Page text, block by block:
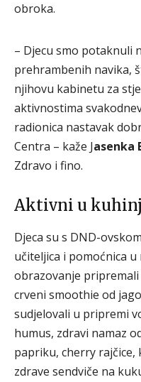
obroka.
– Djecu smo potaknuli
prehrambenih navika,
njihovu kabinetu za
aktivnostima
radionica nastavak
Centra – kaže Jasenka
Zdravo i fino.
Aktivni u
Djeca su s DND-
učiteljica i pomoćnica
obrazovanje
crveni smoothie od
sudjelovali u pripremi
humus, zdravi namaz
papriku, cherry rajčice,
zdrave sendviče na